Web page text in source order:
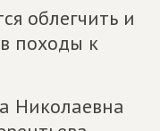
облегчить и
походы к
Николаевна